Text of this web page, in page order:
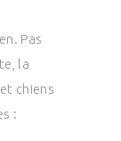
Pas
la
chiens
: